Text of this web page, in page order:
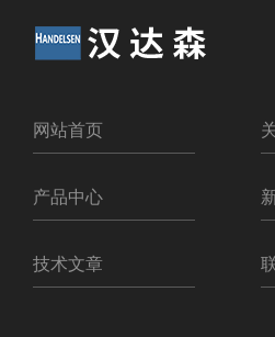
网站首页
产品中心
技术文章